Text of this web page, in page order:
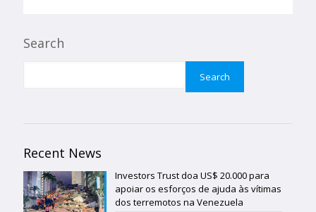
Search
Search
Recent News
Investors Trust doa US$ 20.000 para
apoiar os esforços de ajuda às vítimas
dos terremotos na Venezuela